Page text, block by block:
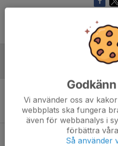
Samling
Inget
Vi använder oss av
webbplats ska fungera
även för webbanalys i
förbättra
Så använder